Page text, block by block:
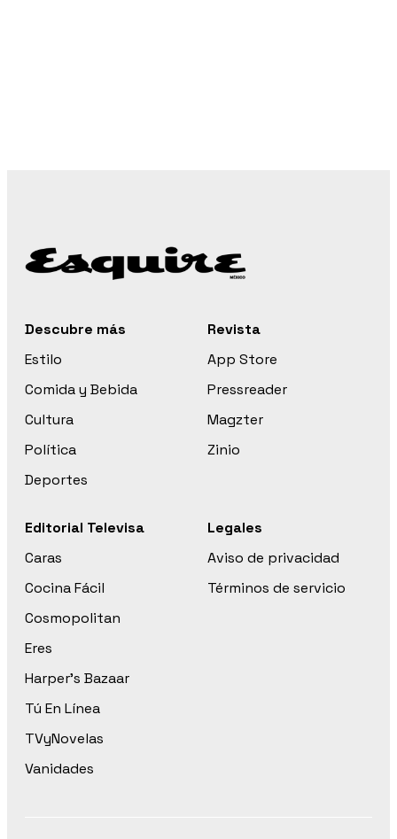
Descubre más
Estilo
Comida y Bebida
Cultura
Política
Deportes
Revista
App Store
Pressreader
Magzter
Zinio
Editorial Televisa
Caras
Cocina Fácil
Cosmopolitan
Eres
Harper’s Bazaar
Tú En Línea
TVyNovelas
Vanidades
Legales
Aviso de privacidad
Términos de servicio